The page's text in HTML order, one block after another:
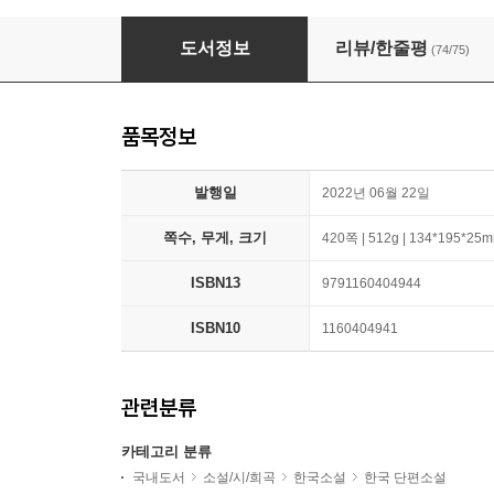
도서정보 리뷰/한줄평 (74/75)
품목정보
발행일 2022년 06월 22일
쪽수, 무게, 크기 420쪽 | 512g |
ISBN13 9791160404944
ISBN10 1160404941
관련분류
카테고리 분류
국내도서 소설/시/희곡 한국소설 한국 단편소설